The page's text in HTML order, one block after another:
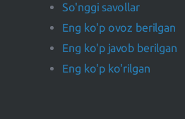
So'nggi savollar
Eng ko'p ovoz berilgan
Eng ko'p javob berilgan
Eng ko'p ko'rilgan